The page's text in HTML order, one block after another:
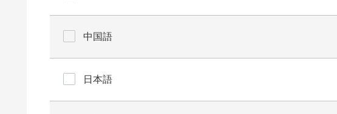
中国語
日本語